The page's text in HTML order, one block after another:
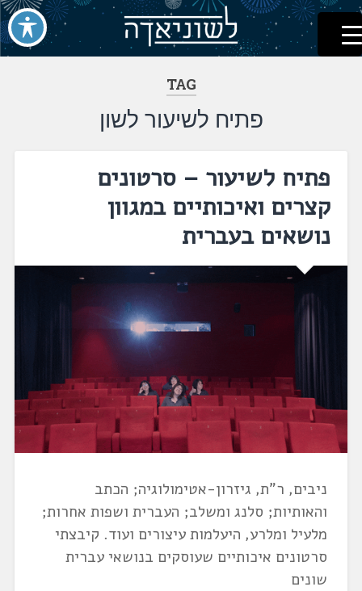
דלג
לתוכן
לשוניאדה
עברית. לשון. שפה
TAG
פתיח לשיעור לשון
פתיח לשיעור – סרטונים
קצרים ואיכותיים במגוון
נושאים בעברית
ניבים, ר"ת, גיזרון-אטימולוגיה; הכתב
והאותיות; סלנג ומשלב; העברית ושפות אחרות;
מלעיל ומלרע, היעלמות עיצורים ועוד. קיבצתי
סרטונים איכותיים שעוסקים בנושאי עברית
שונים